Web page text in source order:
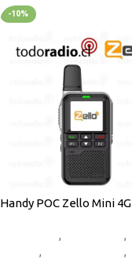
-10%
Handy POC Zello Mini 4G
, ,
, ,